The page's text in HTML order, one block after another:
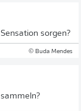
sorgen?
© Buda Mendes